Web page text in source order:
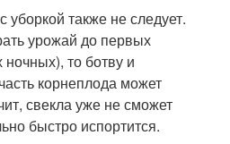
уборкой также не следует.
урожай до первых
то ботву и
корнеплода может
свекла уже не сможет
быстро испортится.